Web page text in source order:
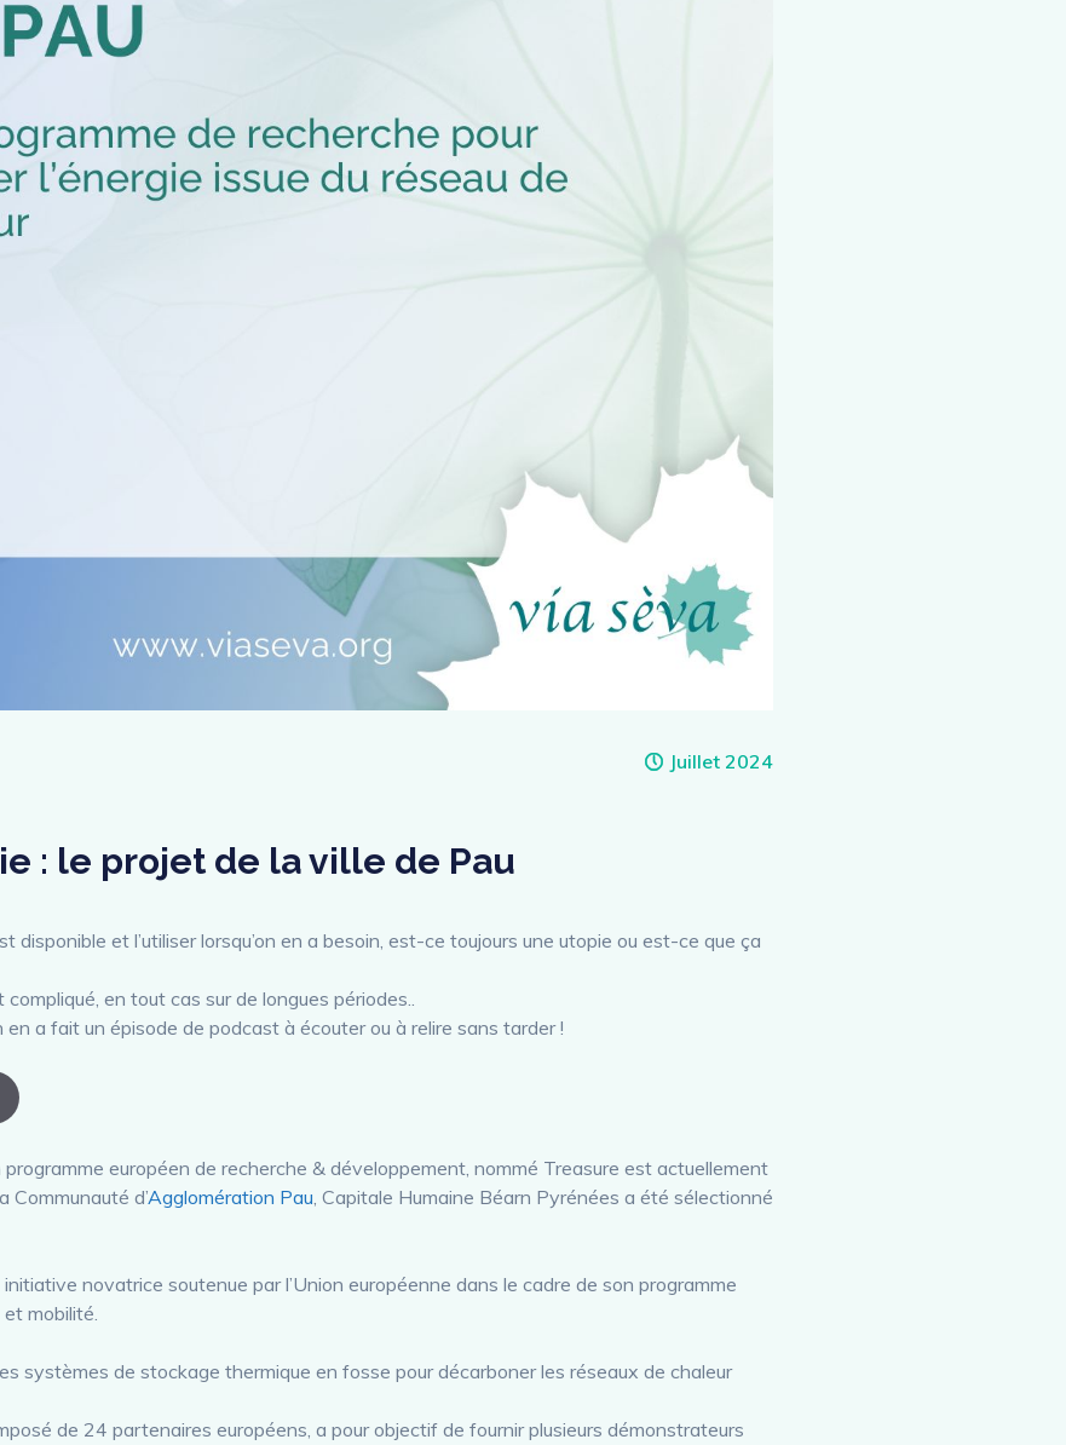
Juillet 2024
: le projet de la ville de Pau
disponible et l’utiliser lorsqu’on en a besoin, est-ce toujours une utopie ou est-ce que ça
compliqué, en tout cas sur de longues périodes..
a fait un épisode de podcast à écouter ou à relire sans tarder !
programme européen de recherche & développement, nommé Treasure est actuellement
Communauté d’Agglomération Pau, Capitale Humaine Béarn Pyrénées a été sélectionné
initiative novatrice soutenue par l’Union européenne dans le cadre de son programme
mobilité.
systèmes de stockage thermique en fosse pour décarboner les réseaux de chaleur
de 24 partenaires européens, a pour objectif de fournir plusieurs démonstrateurs